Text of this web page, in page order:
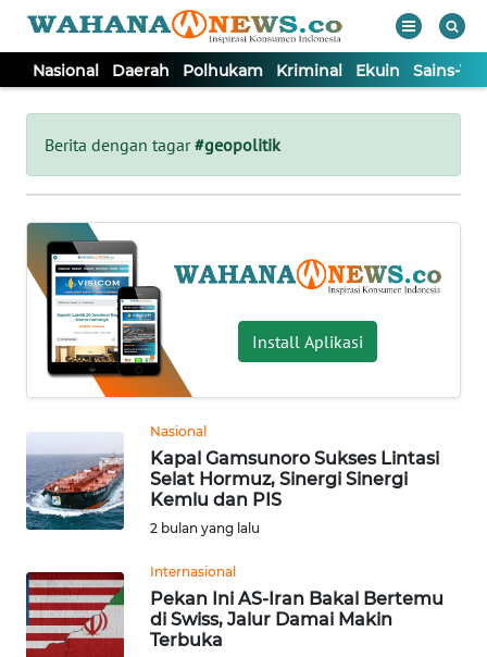
Nasional Daerah Polhukam Kriminal Ekuin Sains-
Berita dengan tagar#geopolitik
Install Aplikasi
Nasional
Kapal Gamsunoro Sukses Lintasi
Selat Hormuz, Sinergi Sinergi
Kemlu dan PIS
2 bulan yang lalu
Internasional
Pekan Ini AS-Iran Bakal Bertemu
di Swiss, Jalur Damai Makin
Terbuka
Tutup
NASIONAL
DAERAH
POLHUKAM
KRIMINAL
EKUIN
SAINS-TEKNO
INTERNASIONAL